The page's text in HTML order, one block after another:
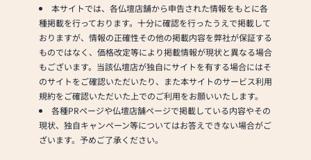
┌─┐
│＊│ 仏壇の買い替えサ
ポート
└─┼────────────────────────
仏壇の買い替えをご検討中
のお客様には、
状況に応じた買い替え時の
注意事項等をご案内いたし
ます。
買い替えに伴う、仏壇の引
本サイトでは、各仏壇店舗から申告された情報をもとに各
種掲載を行っております。十分に確認を行ったうえで掲載して
おりますが、情報の正確性その他の掲載内容を弊社が保証する
ものではなく、価格改定等により掲載情報が現状と異なる場合
もございます。当該仏壇店が独自にサイトを有する場合にはそ
のサイトをご確認いただいたり、また本サイトのサービス利用
規約をご確認いただいた上でのご利用をお願いいたします。
各種PRページや仏壇店舗ページで掲載している内容やその
現状、独自キャンペーン等についてはお答えできない場合がご
ざいます。予めご了承ください。